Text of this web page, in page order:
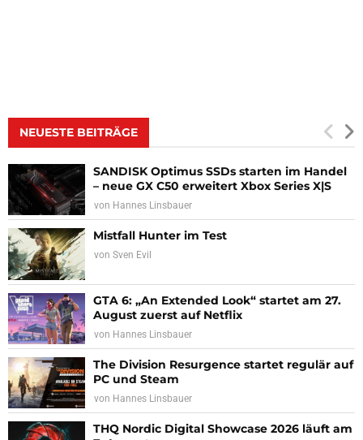
NEUESTE BEITRÄGE
SANDISK Optimus SSDs starten im Handel
– neue GX C50 erweitert Xbox Series X|S
von Hannes Linsbauer
Mistfall Hunter im Test
von Sven Evil
GTA 6: „An Extended Look“ startet am 27.
August zuerst auf Netflix
von Hannes Linsbauer
The Division Resurgence startet regulär auf
PC und Steam
von Hannes Linsbauer
THQ Nordic Digital Showcase 2026 läuft am